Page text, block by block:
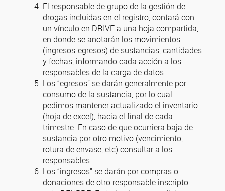
El responsable de grupo de la gestión de
drogas incluidas en el registro, contará con
un vínculo en DRIVE a una hoja compartida,
en donde se anotarán los movimientos
(ingresos-egresos) de sustancias, cantidades
y fechas, informando cada acción a los
responsables de la carga de datos.
Los “egresos” se darán generalmente por
consumo de la sustancia, por lo cual
pedimos mantener actualizado el inventario
(hoja de excel), hacia el final de cada
trimestre. En caso de que ocurriera baja de
sustancia por otro motivo (vencimiento,
rotura de envase, etc) consultar a los
responsables.
Los “ingresos” se darán por compras o
donaciones de otro responsable inscripto